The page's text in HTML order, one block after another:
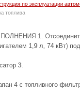
по эксплуатации
топлива
1. Отсоедините
1,9 л, 74 кВт)
3.
4 с топливного